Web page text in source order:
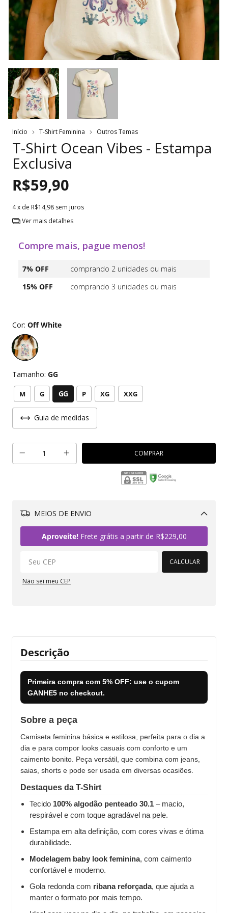
Início T-Shirt Feminina Outros Temas
T-Shirt Ocean Vibes - Estampa
Exclusiva
R$59,90
4x de R$14,98 sem juros
Ver mais detalhes
Compre mais, pague menos!
7% OFF
comprando 2 unidades ou mais
15% OFF
comprando 3 unidades ou mais
Cor: Off White
Tamanho: GG
M G GG P XG XXG
Guia de medidas
MEIOS DE ENVIO
Aproveite!Frete grátis a partir de R$229,00
CALCULAR
Não sei meu CEP
Descrição
Primeira compra com 5% OFF: use o cupom
GANHE5 no checkout.
Sobre a peça
Camiseta feminina básica e estilosa, perfeita para o dia a
dia e para compor looks casuais com conforto e um
caimento bonito. Peça versátil, que combina com jeans,
saias, shorts e pode ser usada em diversas ocasiões.
Destaques da T-Shirt
Tecido 100% algodão penteado 30.1 – macio,
respirável e com toque agradável na pele.
Estampa em alta definição, com cores vivas e ótima
durabilidade.
Modelagem baby look feminina, com caimento
confortável e moderno.
Gola redonda com ribana reforçada, que ajuda a
manter o formato por mais tempo.